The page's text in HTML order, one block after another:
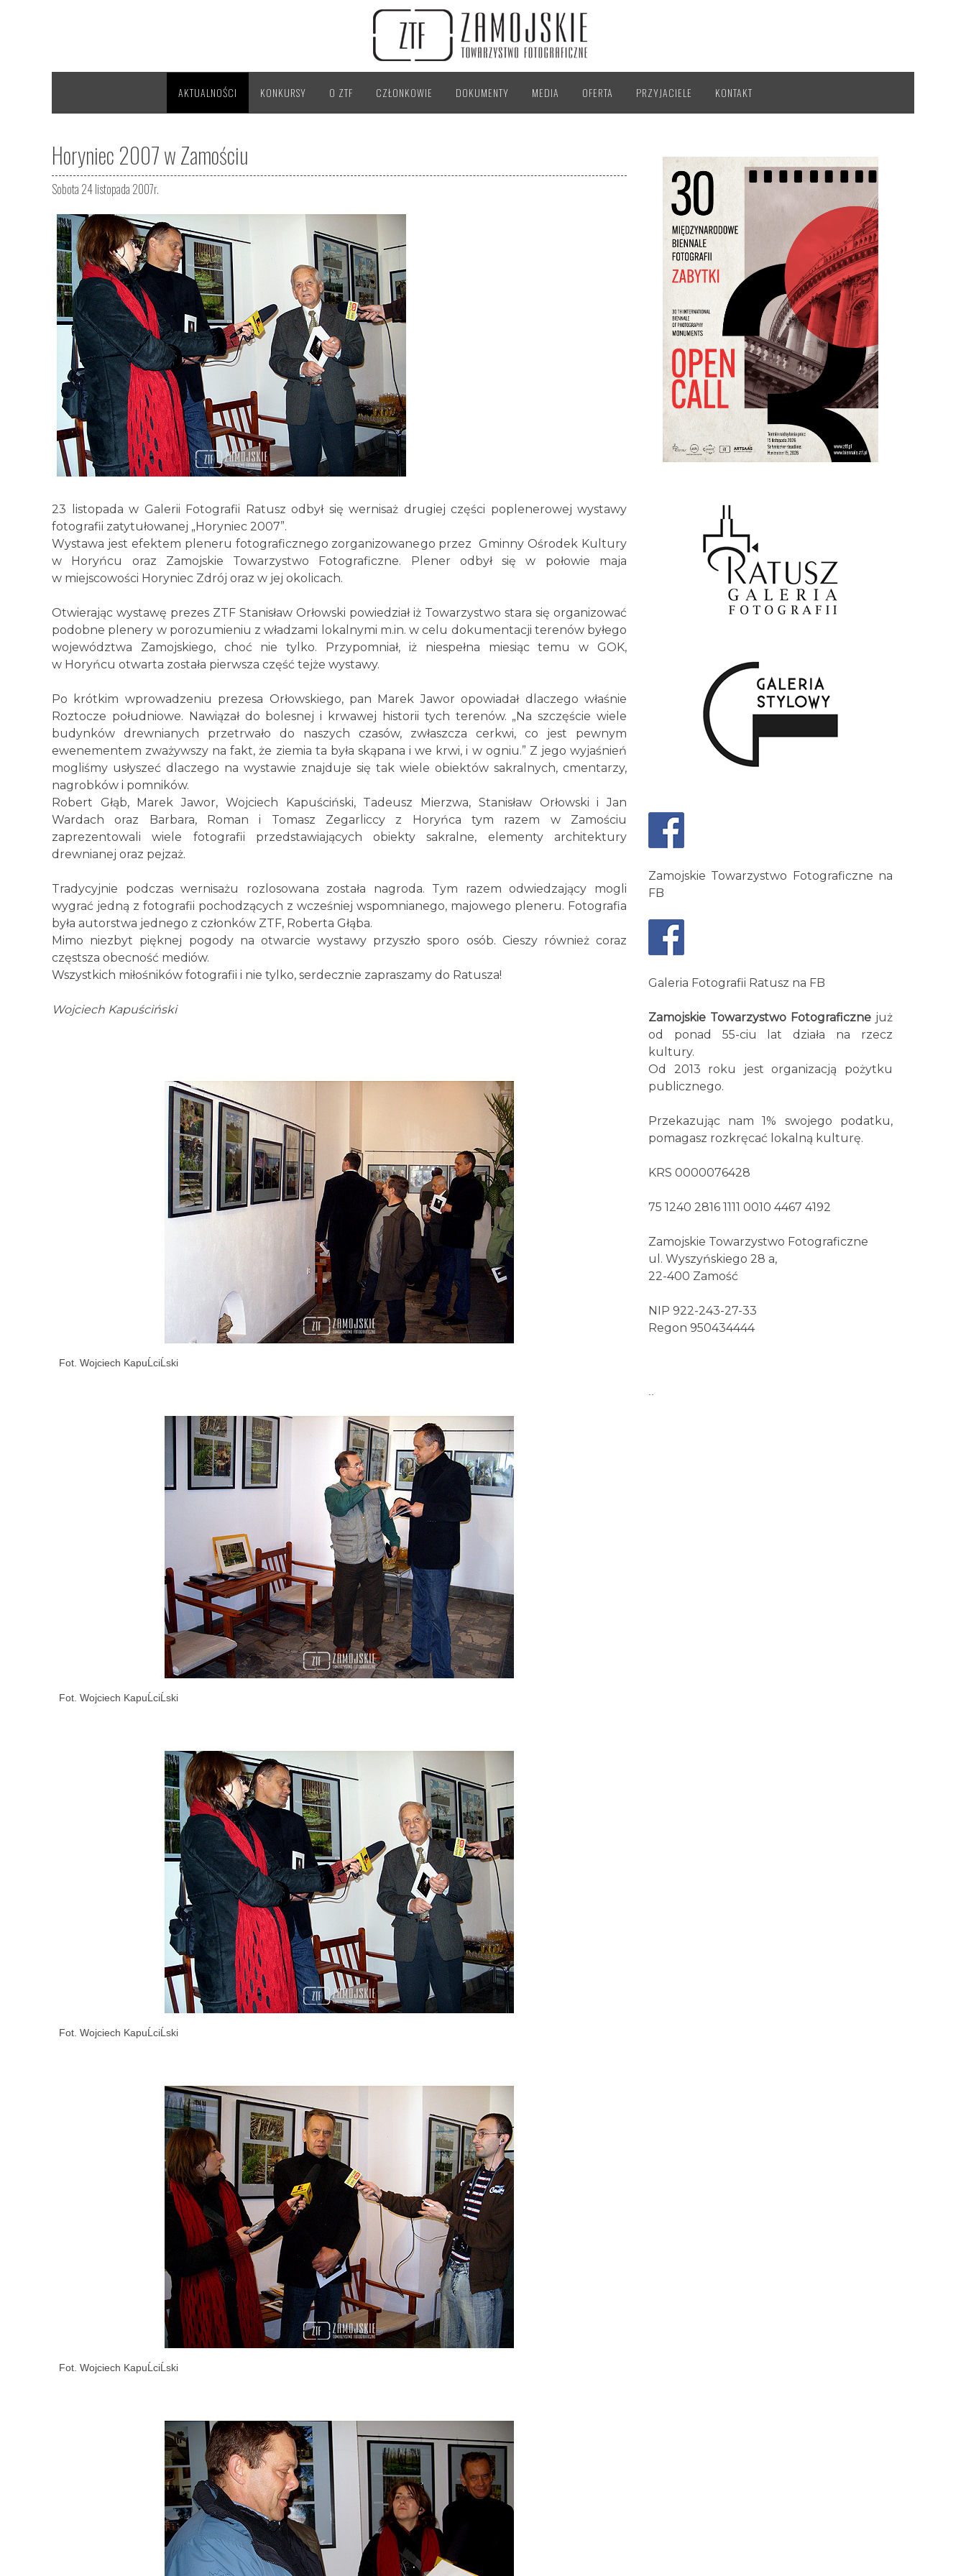
AKTUALNOŚCI KONKURSY O ZTF CZŁONKOWIE DOKUMENTY MEDIA OFERTA PRZYJACIELE KONTAKT
Horyniec 2007 w Zamościu
Sobota 24 listopada 2007r.
23 listopada w Galerii Fotografii Ratusz odbył się wernisaż drugiej części poplenerowej wystawy
fotografii zatytułowanej „Horyniec 2007”.
Wystawa jest efektem pleneru fotograficznego zorganizowanego przez Gminny Ośrodek Kultury
w Horyńcu oraz Zamojskie Towarzystwo Fotograficzne. Plener odbył się w połowie maja
w miejscowości Horyniec Zdrój oraz w jej okolicach.
Otwierając wystawę prezes ZTF Stanisław Orłowski powiedział iż Towarzystwo stara się organizować
podobne plenery w porozumieniu z władzami lokalnymi m.in. w celu dokumentacji terenów byłego
województwa Zamojskiego, choć nie tylko. Przypomniał, iż niespełna miesiąc temu w GOK,
w Horyńcu otwarta została pierwsza część tejże wystawy.
Po krótkim wprowadzeniu prezesa Orłowskiego, pan Marek Jawor opowiadał dlaczego właśnie
Roztocze południowe. Nawiązał do bolesnej i krwawej historii tych terenów. „Na szczęście wiele
budynków drewnianych przetrwało do naszych czasów, zwłaszcza cerkwi, co jest pewnym
ewenementem zważywszy na fakt, że ziemia ta była skąpana i we krwi, i w ogniu.” Z jego wyjaśnień
mogliśmy usłyszeć dlaczego na wystawie znajduje się tak wiele obiektów sakralnych, cmentarzy,
nagrobków i pomników.
Robert Głąb, Marek Jawor, Wojciech Kapuściński, Tadeusz Mierzwa, Stanisław Orłowski i Jan
Wardach oraz Barbara, Roman i Tomasz Zegarliccy z Horyńca tym razem w Zamościu
zaprezentowali wiele fotografii przedstawiających obiekty sakralne, elementy architektury
drewnianej oraz pejzaż.
Tradycyjnie podczas wernisażu rozlosowana została nagroda. Tym razem odwiedzający mogli
wygrać jedną z fotografii pochodzących z wcześniej wspomnianego, majowego pleneru. Fotografia
była autorstwa jednego z członków ZTF, Roberta Głąba.
Mimo niezbyt pięknej pogody na otwarcie wystawy przyszło sporo osób. Cieszy również coraz
częstsza obecność mediów.
Wszystkich miłośników fotografii i nie tylko, serdecznie zapraszamy do Ratusza!
Wojciech Kapuściński
Fot. Wojciech KapuĹciĹski
Fot. Wojciech KapuĹciĹski
Fot. Wojciech KapuĹciĹski
Fot. Wojciech KapuĹciĹski
Zamojskie Towarzystwo Fotograficzne na
FB
Galeria Fotografii Ratusz na FB
Zamojskie Towarzystwo Fotograficzne już
od ponad 55-ciu lat działa na rzecz
kultury.
Od 2013 roku jest organizacją pożytku
publicznego.
Przekazując nam 1% swojego podatku,
pomagasz rozkręcać lokalną kulturę.
KRS 0000076428
75 1240 2816 1111 0010 4467 4192
Zamojskie Towarzystwo Fotograficzne
ul. Wyszyńskiego 28 a,
22-400 Zamość
NIP 922-243-27-33
Regon 950434444